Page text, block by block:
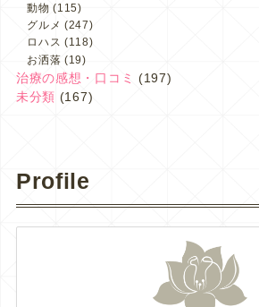
動物 (115)
グルメ (247)
ロハス (118)
お洒落 (19)
治療の感想・口コミ
(197)
未分類 (167)
Profile